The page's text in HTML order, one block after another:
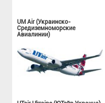
UM Air (Украинско-
Средиземноморские
Авиалинии)